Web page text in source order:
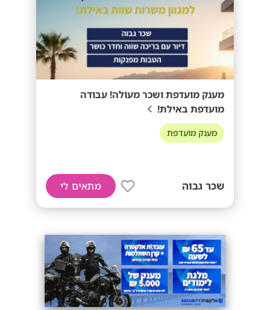
מענק מועדפת ושכר מעולה! עבודה
מועדפת באילת!
מענק מועדפת
שכר גבוה מתאים לי